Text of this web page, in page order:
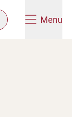
Menu